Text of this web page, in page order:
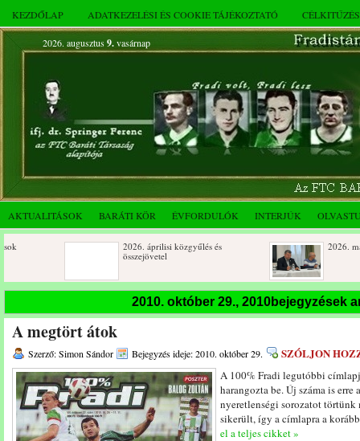
KEZDŐLAP ADATKEZELÉSI ÉS COOKIE TÁJÉKOZTATÓ
2026. augusztus 9.vasárnap
AKTUALITÁSOK BARÁTI KÖR ÉVFORDULÓK INTERJÚK
2026. áprilisi közgyűlés és
2026. márciusi
Születésnapi koszorúzások
Rendkívüli
novemberi
Az FTC Baráti Kör 2025. októberi
összejövetel
2010. október 29., 2010bejegyzések
A megtört átok
Szerző: Simon Sándor Bejegyzés ideje: 2010. október 29. SZÓLJON
A 100% Fradi legutóbbi
harangozta be. Új száma is
nyeretlenségi sorozatot törtünk
sikerült, így a címlapra a
el a teljes cikket »